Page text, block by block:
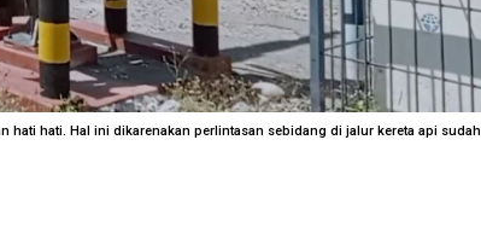
hati hati. Hal ini dikarenakan perlintasan sebidang di jalur kereta api sudah